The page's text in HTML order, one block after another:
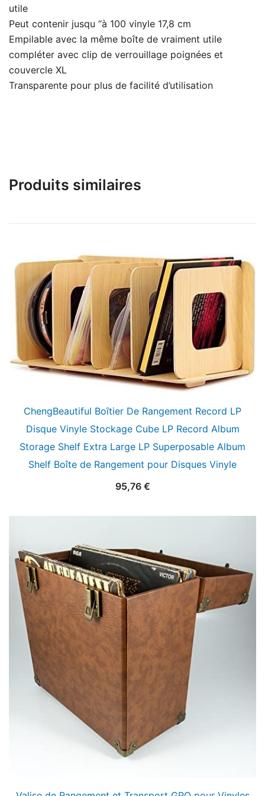
utile
Peut contenir jusqu “à 100 vinyle 17,8 cm
Empilable avec la même boîte de vraiment utile
compléter avec clip de verrouillage poignées et
couvercle XL
Transparente pour plus de facilité d’utilisation
Produits similaires
ChengBeautiful Boîtier De Rangement Record LP
Disque Vinyle Stockage Cube LP Record Album
Storage Shelf Extra Large LP Superposable Album
Shelf Boîte de Rangement pour Disques Vinyle
95,76 €